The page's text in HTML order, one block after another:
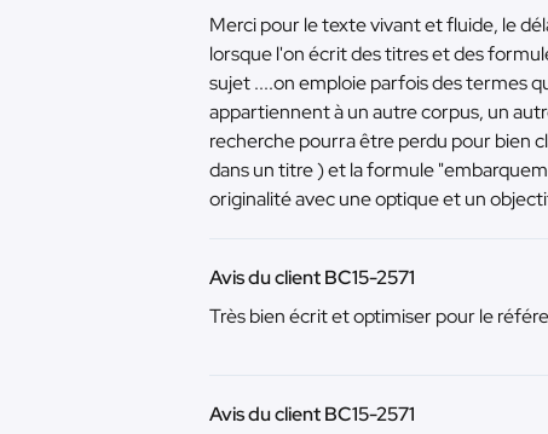
Merci pour le texte vivant et fluide, le
lorsque l'on écrit des titres et des
sujet ....on emploie parfois des termes
appartiennent à un autre corpus, un
recherche pourra être perdu pour bien
dans un titre ) et la formule
originalité avec une optique et un
Avis du client BC15-2571
Très bien écrit et optimiser pour le
Avis du client BC15-2571